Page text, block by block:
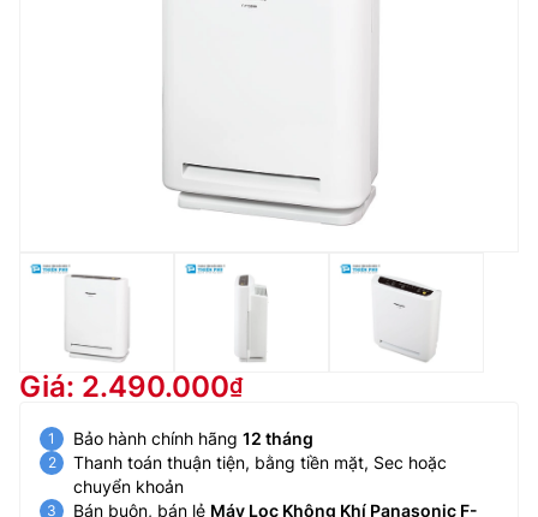
Giá: 2.490.000
Bảo hành chính hãng 12 tháng
Thanh toán thuận tiện, bằng tiền mặt, Sec hoặc
chuyển khoản
Bán buôn, bán lẻ Máy Lọc Không Khí Panasonic F-